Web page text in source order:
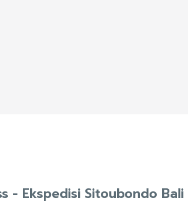
- Ekspedisi Sitoubondo Bali